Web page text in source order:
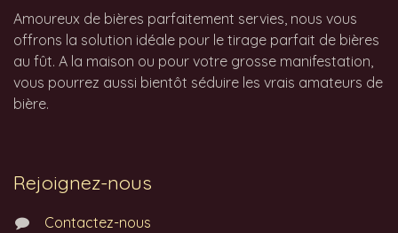
Amoureux de bières parfaitement servies, nous vous
offrons la solution idéale pour le tirage parfait de bières
au fût. A la maison ou pour votre grosse manifestation,
vous pourrez aussi bientôt séduire les vrais amateurs de
bière.
Rejoignez-nous
Contactez-nous